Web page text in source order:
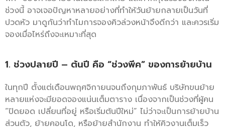
ช่วงนี้ อาจเจอปัญหาหลายอย่างที่ทำให้วันย้ายกลายเป็นวันที่
ปวดหัว มาดูกันว่าทำไมการจองคิวล่วงหน้าจึงดีกว่า และควรเริ่ม
จองเมื่อไหร่ถึงจะเหมาะที่สุด
1. ช่วงปลายปี – ต้นปี คือ “ช่วงพีค” ของการย้ายบ้าน
ในทุกปี ตั้งแต่เดือนพฤศจิกายนจนถึงกุมภาพันธ์ บริษัทขนย้าย
หลายแห่งจะมียอดจองแน่นเต็มตาราง เนื่องจากเป็นช่วงที่ผู้คน
“ปิดยอด เปลี่ยนที่อยู่ หรือเริ่มต้นปีใหม่” ไม่ว่าจะเป็นการย้ายบ้าน
ส่วนตัว, ย้ายคอนโด, หรือย้ายสำนักงาน ทำให้คิวงานเต็มเร็ว